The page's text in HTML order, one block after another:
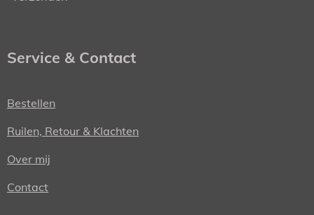
Service & Contact
Bestellen
Ruilen, Retour & Klachten
Over mij
Contact